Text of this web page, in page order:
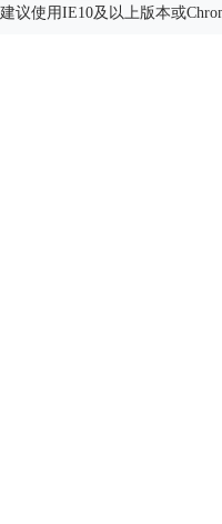
建议使用IE10及以上版本或